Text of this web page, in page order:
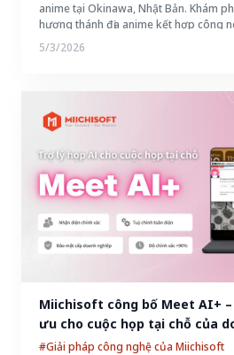
anime tại Okinawa, Nhật Bản. Khám
hương thánh địa anime kết hợp công
5/3/2026
Miichisoft công bố Meet AI+
ưu cho cuộc họp tại chỗ của
giúp giảm tới 90% thời gian
#Giải pháp công nghệ của Miichisoft